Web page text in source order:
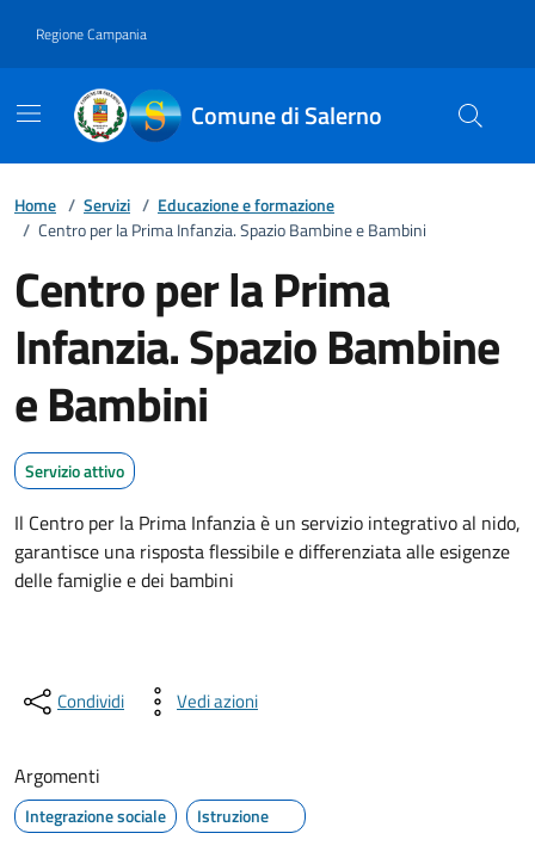
Regione Campania
Comune di Salerno
Home / Servizi / Educazione e formazione
/ Centro per la Prima Infanzia. Spazio Bambine e Bambini
Centro per la Prima
Infanzia. Spazio Bambine
e Bambini
Servizio attivo
Il Centro per la Prima Infanzia è un servizio integrativo al nido,
garantisce una risposta flessibile e differenziata alle esigenze
delle famiglie e dei bambini
Condividi Vedi azioni
Argomenti
Integrazione sociale Istruzione